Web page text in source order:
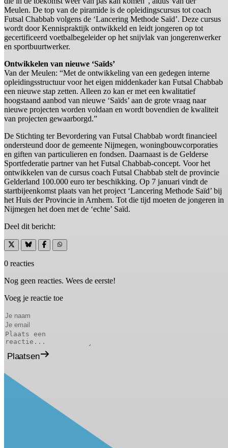
Meulen. De top van de piramide is de opleidingscursus tot coach
Futsal Chabbab volgens de ‘Lancering Methode Saïd’. Deze cursus
wordt door Kennispraktijk ontwikkeld en leidt jongeren op tot
gecertificeerd voetbalbegeleider op het snijvlak van jongerenwerker
en sportbuurtwerker.
Ontwikkelen van nieuwe ‘Saïds’
Van der Meulen: “Met de ontwikkeling van een gedegen interne
opleidingsstructuur voor het eigen middenkader kan Futsal Chabbab
een nieuwe stap zetten. Alleen zo kan er met een kwalitatief
hoogstaand aanbod van nieuwe ‘Saïds’ aan de grote vraag naar
nieuwe projecten worden voldaan en wordt bovendien de kwaliteit
van projecten gewaarborgd.”
De Stichting ter Bevordering van Futsal Chabbab wordt financieel
ondersteund door de gemeente Nijmegen, woningbouwcorporaties
en giften van particulieren en fondsen. Daarnaast is de Gelderse
Sportfederatie partner van het Futsal Chabbab-concept. Voor het
ontwikkelen van de cursus coach Futsal Chabbab stelt de provincie
Gelderland 100.000 euro ter beschikking. Op 7 januari vindt de
startbijeenkomst plaats van het project ‘Lancering Methode Saïd’ bij
het Huis der Provincie in Arnhem. Tot die tijd moeten de jongeren in
Nijmegen het doen met de ‘echte’ Saïd.
Deel dit bericht:
0 reacties
Nog geen reacties. Wees de eerste!
Voeg je reactie toe
Plaatsen